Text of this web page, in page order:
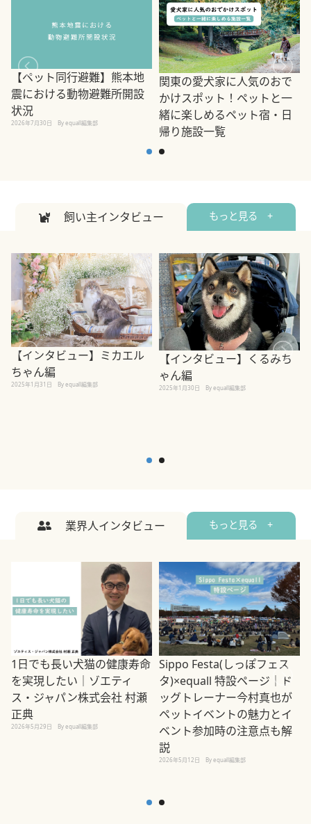
【ペット同行避難】熊本地
震における動物避難所開設
状況
2026年7月30日 By equall編集部
関東の愛犬家に人気のおで
かけスポット！ペットと一
緒に楽しめるペット宿・日
帰り施設一覧
飼い主インタビュー もっと見る +
【インタビュー】ミカエル
ちゃん編
2025年1月31日 By equall編集部
【インタビュー】くるみち
ゃん編
2025年1月30日 By equall編集部
業界人インタビュー もっと見る +
1日でも長い犬猫の健康寿命
を実現したい｜ゾエティ
ス・ジャパン株式会社 村瀬
正典
2026年5月29日 By equall編集部
Sippo Festa(しっぽフェス
タ)×equall 特設ページ｜ド
ッグトレーナー今村真也が
ペットイベントの魅力とイ
ベント参加時の注意点も解
説
2026年5月12日 By equall編集部